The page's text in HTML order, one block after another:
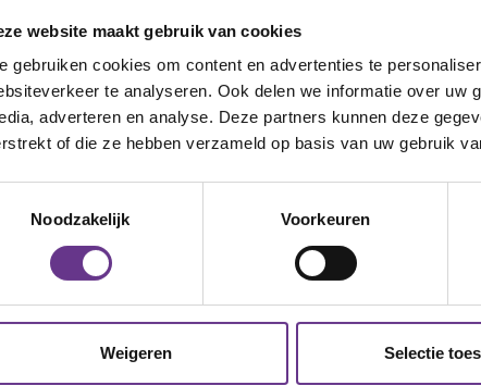
website maakt gebruik van cookies
gebruiken cookies om content en advertenties te
te analyseren. Ook delen we informatie over uw
adverteren en analyse. Deze partners kunnen deze
of die ze hebben verzameld op basis van uw gebruik
Noodzakelijk
Voorkeuren
Weigeren Selectie
een dochter met lichte vorm van autisme. Ik weet nog
weet dat het meisje (Milou) onderanderen veel angst
een roedel van 9 honden die zeer sociaal zijn. Dus zijn
1 van mijn oudere honden woont nu bij hun in huis en
vertrouwen door krijgt. Is het mogelijk om 1 van mijn
officiële hulphond voor haar. En wat zijn de stappen die
hoor graag van u.
lezen?
reacties van anderen. Stel vragen aan de redactie, geef